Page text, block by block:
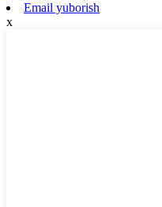
Email yuborish
x